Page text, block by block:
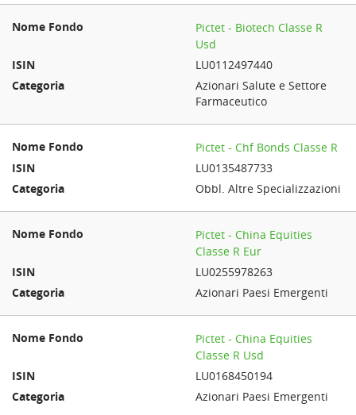
Pictet - Biotech Classe R
Usd
LU0112497440
Azionari Salute e Settore
Farmaceutico
Pictet - Chf Bonds Classe R
LU0135487733
Obbl. Altre Specializzazioni
Pictet - China Equities
Classe R Eur
LU0255978263
Azionari Paesi Emergenti
Pictet - China Equities
Classe R Usd
LU0168450194
Azionari Paesi Emergenti